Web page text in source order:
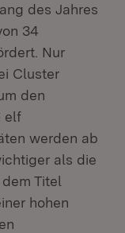
des Jahres
34
Nur
Cluster
den
elf
werden ab
als die
Titel
hohen